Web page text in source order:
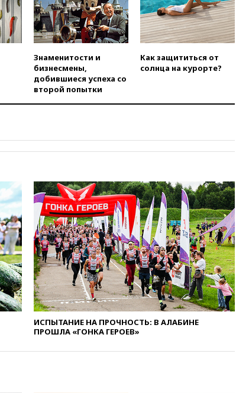
РФ
вчера, 22:35Семь грузовых
вагонов сошли с рельсов в
Оренбургской области
вчера, 22:22 Минфин: в июле
выросли нефтегазовые
доходы российского бюджета
вчера, 22:15Аксаков: ЦБ
вчера, 21:43Организаторы
«Интервидения»
вчера, 21:35Машков: в РФ
подготовили концепцию
развития театрального
искусства до 2035 года
вчера, 21:21Правительство
РФ разрешило продажу
бензина старых
экологических классов
вчера, 21:15Путин обсудил с
Машковым 150-летие Союза
театральных деятелей
вчера, 20:47
47 из 50 штатов США
Знаменитости и
бизнесмены,
добившиеся успеха со
второй попытки
Как защититься от
солнца на курорте?
ИСПЫТАНИЕ НА ПРОЧНОСТЬ: В АЛАБИНЕ
ПРОШЛА «ГОНКА ГЕРОЕВ»